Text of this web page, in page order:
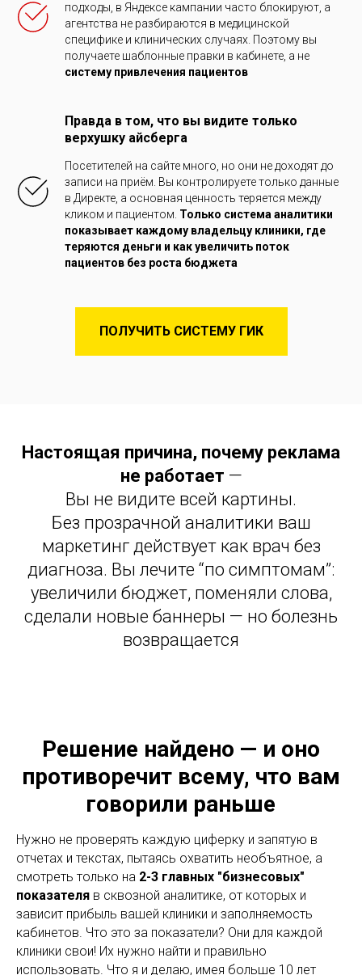
подходы, в Яндексе кампании часто блокируют, а
агентства не разбираются в медицинской
специфике и клинических случаях. Поэтому вы
получаете шаблонные правки в кабинете, а не
систему привлечения пациентов
Правда в том, что вы видите только
верхушку айсберга
Посетителей на сайте много, но они не доходят до
записи на приём. Вы контролируете только данные
в Директе, а основная ценность теряется между
кликом и пациентом. Только система аналитики
показывает каждому владельцу клиники, где
теряются деньги и как увеличить поток
пациентов без роста бюджета
ПОЛУЧИТЬ СИСТЕМУ ГИК
Настоящая причина, почему реклама
не работает —
Вы не видите всей картины.
Без прозрачной аналитики ваш
маркетинг действует как врач без
диагноза. Вы лечите “по симптомам”:
увеличили бюджет, поменяли слова,
сделали новые баннеры — но болезнь
возвращается
Решение найдено — и оно
противоречит всему, что вам
говорили раньше
Нужно не проверять каждую циферку и запятую в
отчетах и текстах, пытаясь охватить необъятное, а
смотреть только на 2-3 главных "бизнесовых"
показателя в сквозной аналитике, от которых и
зависит прибыль вашей клиники и заполняемость
кабинетов. Что это за показатели? Они для каждой
клиники свои! Их нужно найти и правильно
использовать. Что я и делаю, имея больше 10 лет